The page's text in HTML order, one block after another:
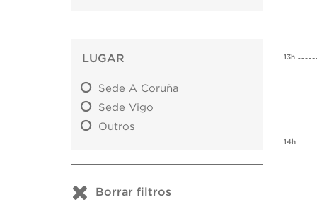
LUGAR
Sede A Coruña
Sede Vigo
Outros
Borrar filtros
13h
14h